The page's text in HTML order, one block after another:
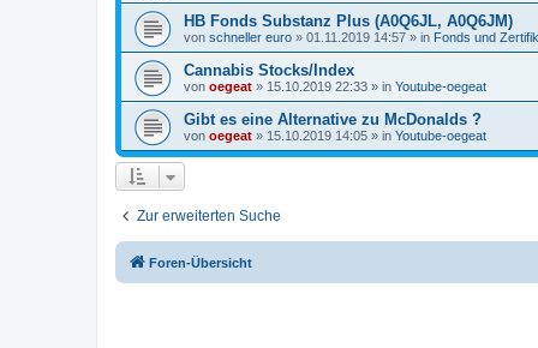
HB Fonds Substanz Plus (A0Q6JL, A0Q6JM)
von schneller euro » 01.11.2019 14:57 » in Fonds und
Cannabis Stocks/Index
von oegeat » 15.10.2019 22:33 » in Youtube-oegeat
Gibt es eine Alternative zu McDonalds ?
von oegeat » 15.10.2019 14:05 » in Youtube-oegeat
Zur erweiterten Suche
Foren-Übersicht